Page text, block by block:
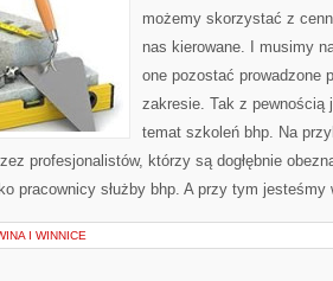
możemy skorzystać z
nas kierowane. I musimy
one pozostać prowadzone
zakresie. Tak z pewnością
temat szkoleń bhp. Na
profesjonalistów, którzy są dogłębnie
pracownicy służby bhp. A przy tym
I WINNICE